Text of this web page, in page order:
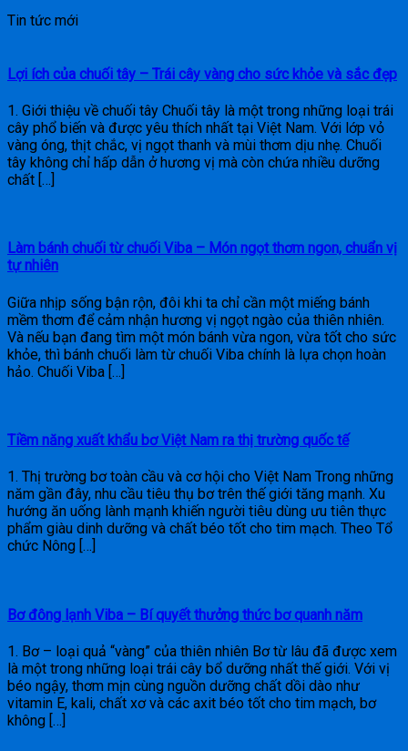
Tin tức mới
Lợi ích của chuối tây – Trái cây vàng cho sức khỏe và sắc đẹp
1. Giới thiệu về chuối tây Chuối tây là một trong những loại trái
cây phổ biến và được yêu thích nhất tại Việt Nam. Với lớp vỏ
vàng óng, thịt chắc, vị ngọt thanh và mùi thơm dịu nhẹ. Chuối
tây không chỉ hấp dẫn ở hương vị mà còn chứa nhiều dưỡng
chất […]
Làm bánh chuối từ chuối Viba – Món ngọt thơm ngon, chuẩn vị
tự nhiên
Giữa nhịp sống bận rộn, đôi khi ta chỉ cần một miếng bánh
mềm thơm để cảm nhận hương vị ngọt ngào của thiên nhiên.
Và nếu bạn đang tìm một món bánh vừa ngon, vừa tốt cho sức
khỏe, thì bánh chuối làm từ chuối Viba chính là lựa chọn hoàn
hảo. Chuối Viba […]
Tiềm năng xuất khẩu bơ Việt Nam ra thị trường quốc tế
1. Thị trường bơ toàn cầu và cơ hội cho Việt Nam Trong những
năm gần đây, nhu cầu tiêu thụ bơ trên thế giới tăng mạnh. Xu
hướng ăn uống lành mạnh khiến người tiêu dùng ưu tiên thực
phẩm giàu dinh dưỡng và chất béo tốt cho tim mạch. Theo Tổ
chức Nông […]
Bơ đông lạnh Viba – Bí quyết thưởng thức bơ quanh năm
1. Bơ – loại quả “vàng” của thiên nhiên Bơ từ lâu đã được xem
là một trong những loại trái cây bổ dưỡng nhất thế giới. Với vị
béo ngậy, thơm mịn cùng nguồn dưỡng chất dồi dào như
vitamin E, kali, chất xơ và các axit béo tốt cho tim mạch, bơ
không […]